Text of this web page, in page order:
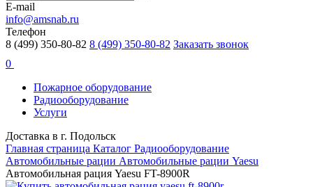
E-mail
info@amsnab.ru
Телефон
8 (499) 350-80-82 8 (499) 350-80-82 Заказать звонок
0
Пожарное оборудование
Радиооборудование
Услуги
Доставка в г. Подольск
Главная страница Каталог Радиооборудование
Автомобильные рации Автомобильные рации Yaesu
Автомобильная рация Yaesu FT-8900R